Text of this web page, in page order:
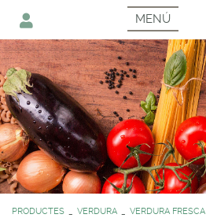
MENÚ
PRODUCTES VERDURA VERDURA FRESCA